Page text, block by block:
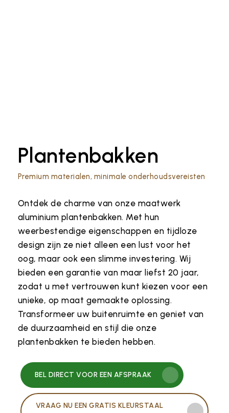
Plantenbakken
Premium materialen, minimale onderhoudsvereisten
Ontdek de charme van onze maatwerk
aluminium plantenbakken. Met hun
weerbestendige eigenschappen en tijdloze
design zijn ze niet alleen een lust voor het
oog, maar ook een slimme investering. Wij
bieden een garantie van maar liefst 20 jaar,
zodat u met vertrouwen kunt kiezen voor een
unieke, op maat gemaakte oplossing.
Transformeer uw buitenruimte en geniet van
de duurzaamheid en stijl die onze
plantenbakken te bieden hebben.
BEL DIRECT VOOR EEN AFSPRAAK
VRAAG NU EEN GRATIS KLEURSTAAL